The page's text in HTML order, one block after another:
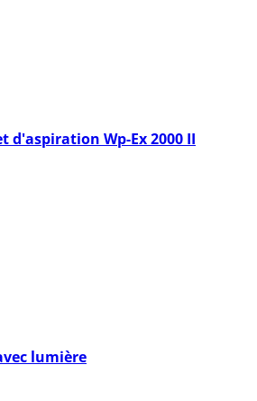
d'aspiration Wp-Ex 2000 II
lumière